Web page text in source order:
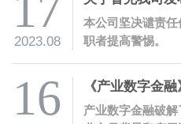
2023.08
本公司坚决谴责
职者提高警惕。
16
产业数字金融破